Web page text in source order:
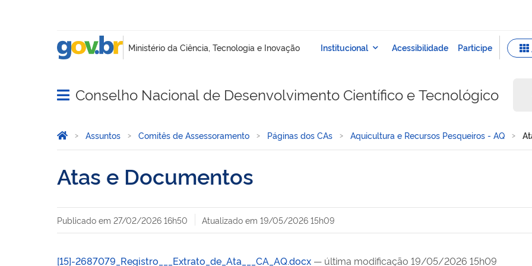
Abrir menu principal de navegação
Conselho Nacional de Desenvolvimento Científico e Tecnológico
Você está aqui:
Página Inicial
Assuntos Comitês de Assessoramento Páginas dos CAs Aquicultura e Recursos Pesqueiros - AQ
Atas e Documentos
Publicado em 27/02/2026 16h50 Atualizado em 19/05/2026 15h09
[15]-2687079_Registro___Extrato_de_Ata___CA_AQ.docx — última modificação 19/05/2026 15h09